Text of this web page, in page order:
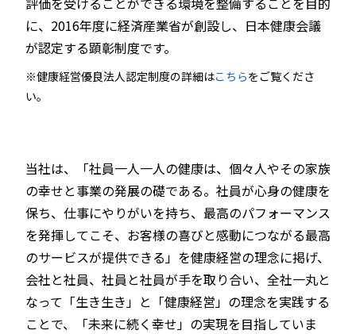
に、2016年度に経済産業省が創設し、日本健康会議
が認定する顕彰制度です。
※健康経営優良法人認定制度の詳細はこちらをご覧くださ
い。
当社は、「社員一人一人の健康は、個々人やその家族
の幸せと事業の発展の礎である。社員が心身の健康を
保ち、仕事にやりがいを持ち、最高のパフォーマンス
を発揮してこそ、お客様の喜びと感動につながる最高
のサービスが提供できる」を健康経営の理念に掲げ、
会社と社員、社員と社員が手を取り合い、全社一丸と
なって「生き生き」と「健康経営」の理念を実践する
ことで、「未来に続く幸せ」の実現を目指していま